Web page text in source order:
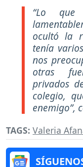
“Lo
ocultó la
tenía
nos
otras
privados
colegio,
enemigo”,
TAGS: Valeria